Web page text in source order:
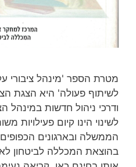
מטרת הספר 'מינהל ציבורי
לשיתוף פעולה' היא הצגת
ודרכי ניהול חדשות במינהל
לשינוי הינו קיום פעילויות
הממשלה ובארגונים
בהוצאת המכללה לביטחון